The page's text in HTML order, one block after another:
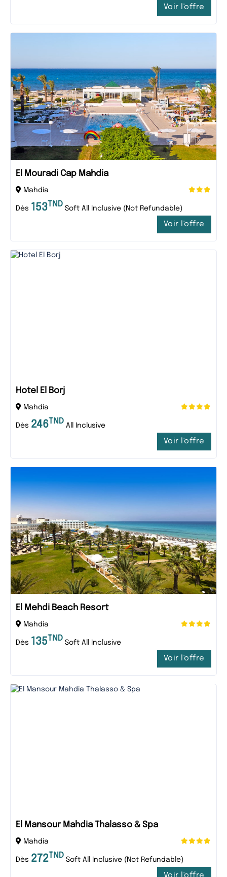
Voir l'offre
El Mouradi Cap Mahdia
Mahdia
Dès 153 TND Soft All Inclusive (Not Refundable)
Voir l'offre
Hotel El Borj
Mahdia
Dès 246 TND All Inclusive
Voir l'offre
El Mehdi Beach Resort
Mahdia
Dès 135 TND Soft All Inclusive
Voir l'offre
El Mansour Mahdia Thalasso & Spa
Mahdia
Dès 272 TND Soft All Inclusive (Not Refundable)